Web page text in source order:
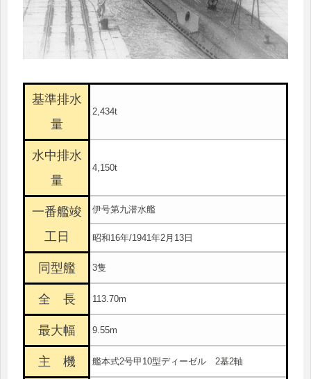
基準排水
量
2,434t
水中排水
量
4,150t
一番艦竣
工日
伊号第九潜水艦
昭和16年/1941年2月13日
同型艦 3隻
全 長 113.70m
最大幅 9.55m
主 機 艦本式2号甲10型ディーゼル 2基2軸